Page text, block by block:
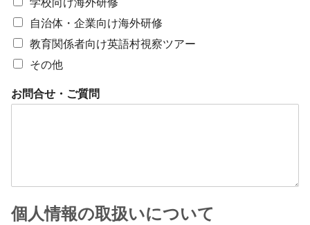
学校向け海外研修
自治体・企業向け海外研修
教育関係者向け英語村視察ツアー
その他
お問合せ・ご質問
個人情報の取扱いについて